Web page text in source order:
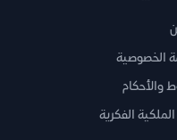
الخصوصية
والأحكام
الفكرية